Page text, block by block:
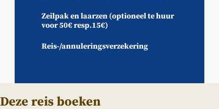
Zeilpak en laarzen (optioneel te huur
voor 50€ resp.15€)
Reis-/annuleringsverzekering
Deze reis boeken